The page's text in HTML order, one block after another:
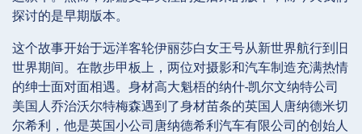
探讨的是早期版本。
这个故事开始于远洋客轮伊丽莎白女王号从新世界航行到旧
世界期间。在散步甲板上，两位对摄影和汽车制造充满热情
的绅士面对面相遇。身材高大魁梧的纳什-凯尔文纳特公司
美国人乔治沃尔特梅森遇到了身材苗条的英国人唐纳德米切
尔希利，他是英国小公司唐纳德希利汽车有限公司的创始人